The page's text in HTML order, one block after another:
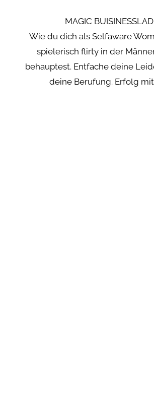
MAGIC
Wie du dich als Selfaware
spielerisch flirty in der
behauptest. Entfache deine
deine Berufung. Erfolg mit